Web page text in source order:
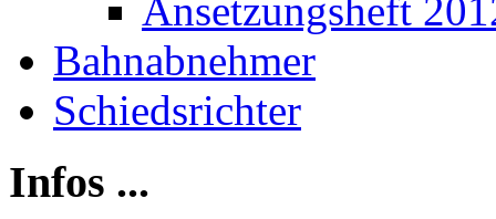
Ansetzungsheft
Bahnabnehmer
Schiedsrichter
Infos ...